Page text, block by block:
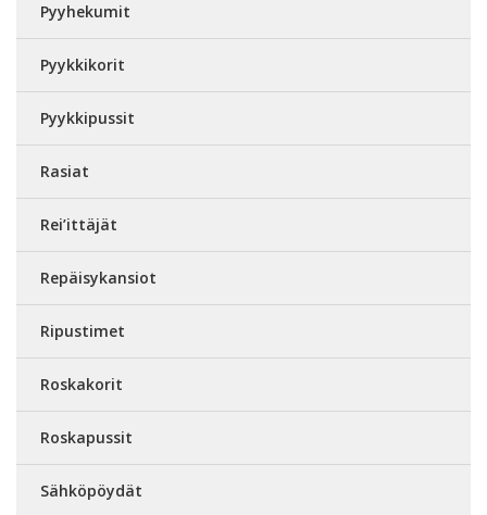
Pyyhekumit
Pyykkikorit
Pyykkipussit
Rasiat
Rei’ittäjät
Repäisykansiot
Ripustimet
Roskakorit
Roskapussit
Sähköpöydät